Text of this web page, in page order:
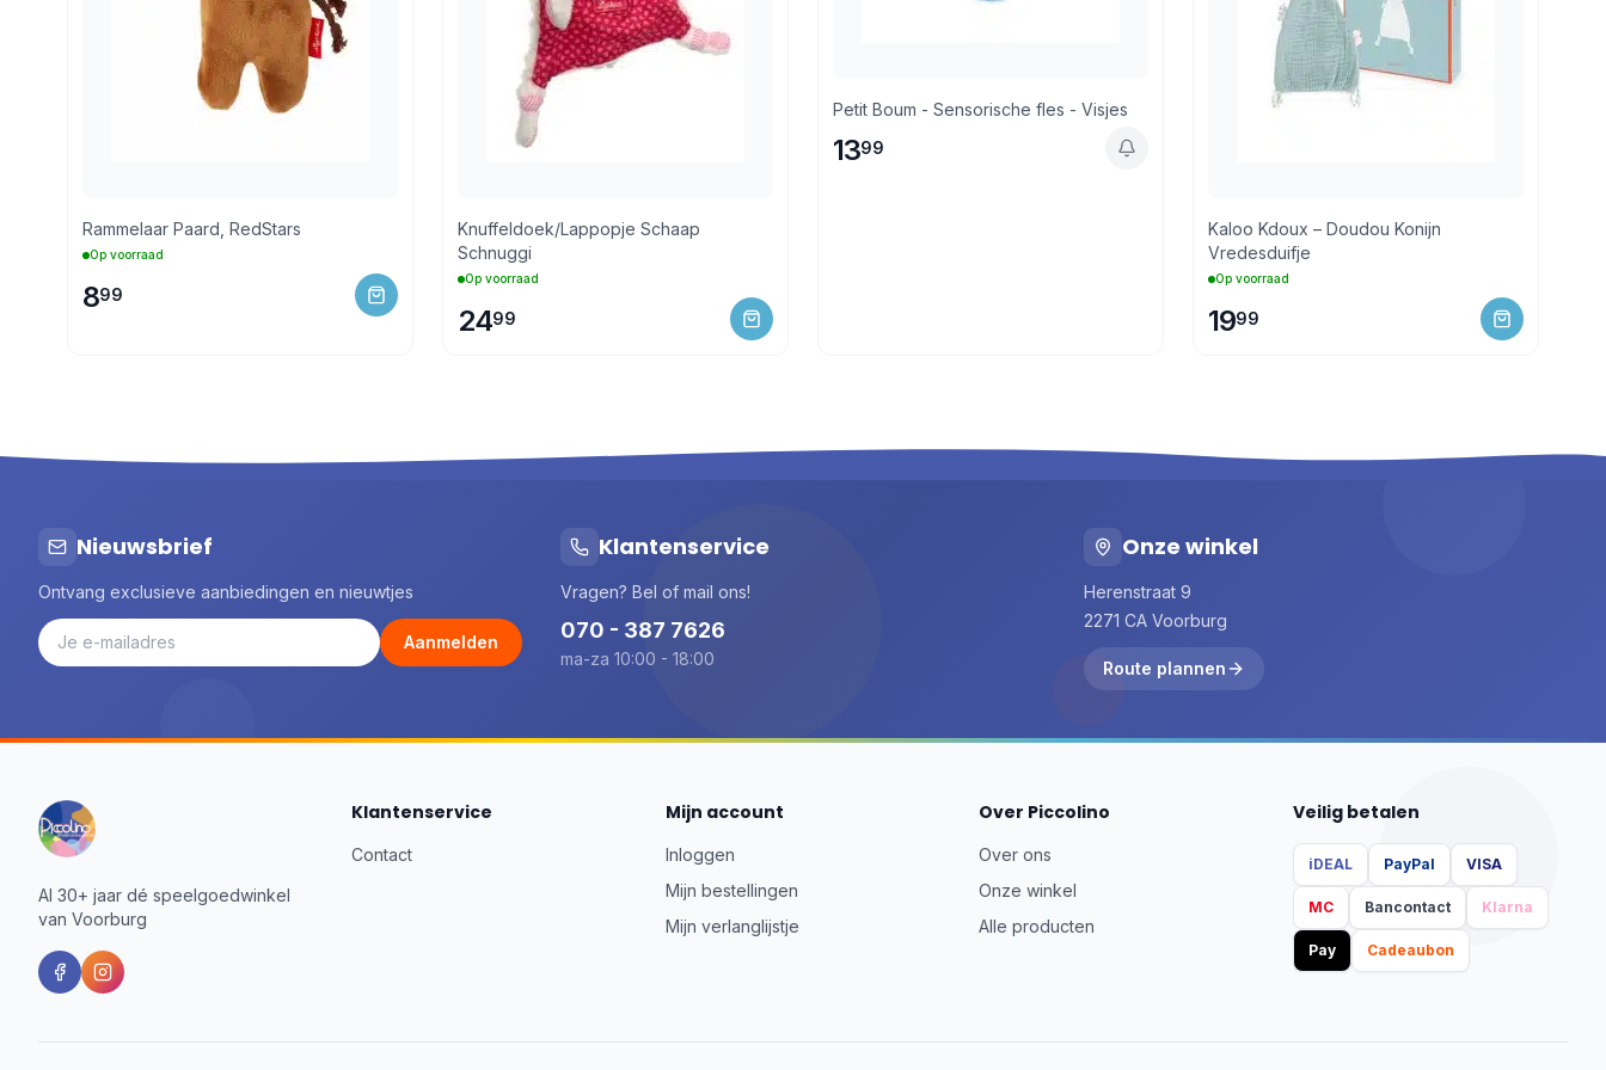
Rammelaar Paard, RedStars
Op voorraad
899
Knuffeldoek/Lappopje Schaap
Schnuggi
Op voorraad
2499
Petit Boum - Sensorische fles - Visjes
1399
Kaloo Kdoux – Doudou Konijn
Vredesduifje
Op voorraad
1999
Nieuwsbrief
Ontvang exclusieve aanbiedingen en nieuwtjes
Aanmelden
Klantenservice
Vragen? Bel of mail ons!
070 - 387 7626
ma-za 10:00 - 18:00
Onze winkel
Herenstraat 9
2271 CA Voorburg
Route plannen
Al 30+ jaar dé speelgoedwinkel
van Voorburg
Klantenservice
Contact
Mijn account
Inloggen
Mijn bestellingen
Mijn verlanglijstje
Over Piccolino
Over ons
Onze winkel
Alle producten
Veilig betalen
iDEAL PayPal VISA
MC Bancontact Klarna
Pay Cadeaubon